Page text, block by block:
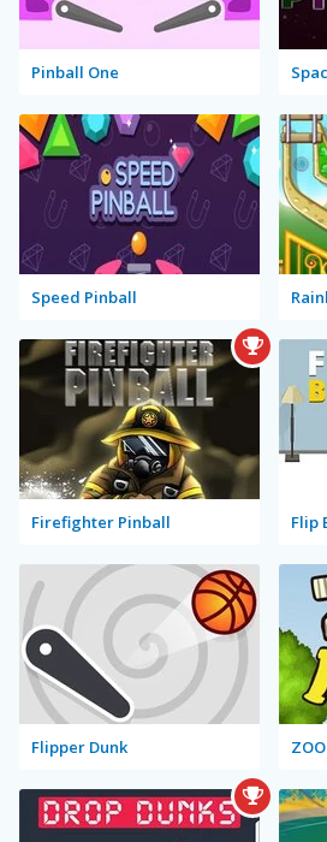
Pinball One
Speed Pinball
Firefighter Pinball Flip
Flipper Dunk